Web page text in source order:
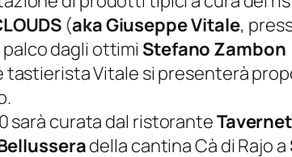
(aka Giuseppe Vitale,
dagli ottimi Stefano Zambon
Vitale si presenterà
sarà curata dal ristorante
della cantina Cà di Rajo a